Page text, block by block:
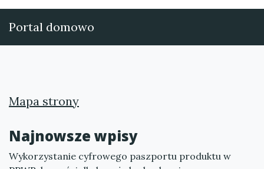
Portal domowo
Mapa strony
Najnowsze wpisy
Wykorzystanie cyfrowego paszportu produktu w